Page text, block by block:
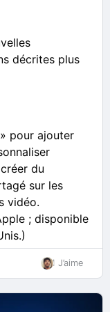
puis
de forme
des
pour créer
et
Pages et
Pages ou
les à
les
à tout
décrites plus
pour ajouter
du
sur les
vidéo.
; disponible
de sous-titres.
1 J’aime